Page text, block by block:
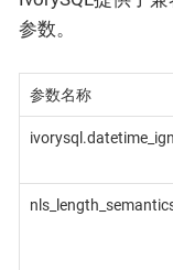
参数。
参数名称